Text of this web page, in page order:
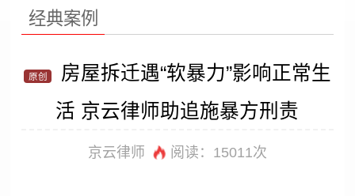
经典案例
原创
房屋拆迁遇“软暴力”影响正常生
活 京云律师助追施暴方刑责
京云律师 阅读： 15011次